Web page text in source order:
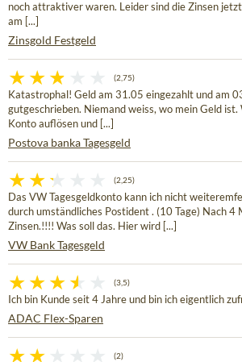
noch attraktiver waren. Leider sind die Zinsen
am [...]
Zinsgold Festgeld
(2,75)
Katastrophal! Geld am 31.05 eingezahlt und am
gutgeschrieben. Niemand weiss, wo mein Geld ist.
Konto auflösen und [...]
Postova banka Tagesgeld
(2,25)
Das VW Tagesgeldkonto kann ich nicht
durch umständliches Postident . (10 Tage) Nach 4
Zinsen.!!!! Was soll das. Hier wird [...]
VW Bank Tagesgeld
(3,5)
Ich bin Kunde seit 4 Jahre und bin ich eigentlich
ADAC Flex-Sparen
(2)